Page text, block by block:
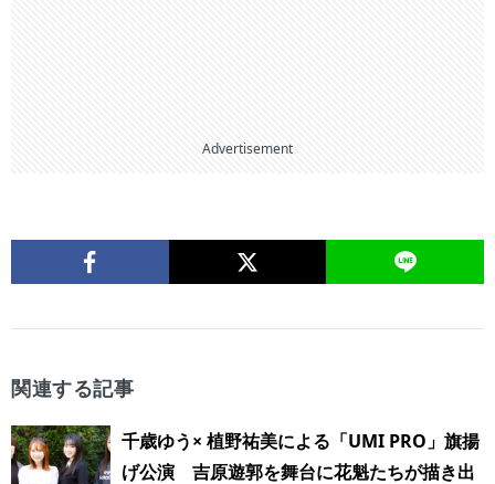
Advertisement
関連する記事
千歳ゆう× 植野祐美による「UMI PRO」旗揚
げ公演 吉原遊郭を舞台に花魁たちが描き出